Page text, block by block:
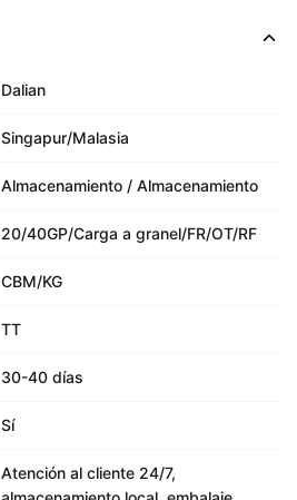
Dalian
Singapur/Malasia
Almacenamiento / Almacenamiento
20/40GP/Carga a granel/FR/OT/RF
CBM/KG
TT
30-40 días
Sí
Atención al cliente 24/7,